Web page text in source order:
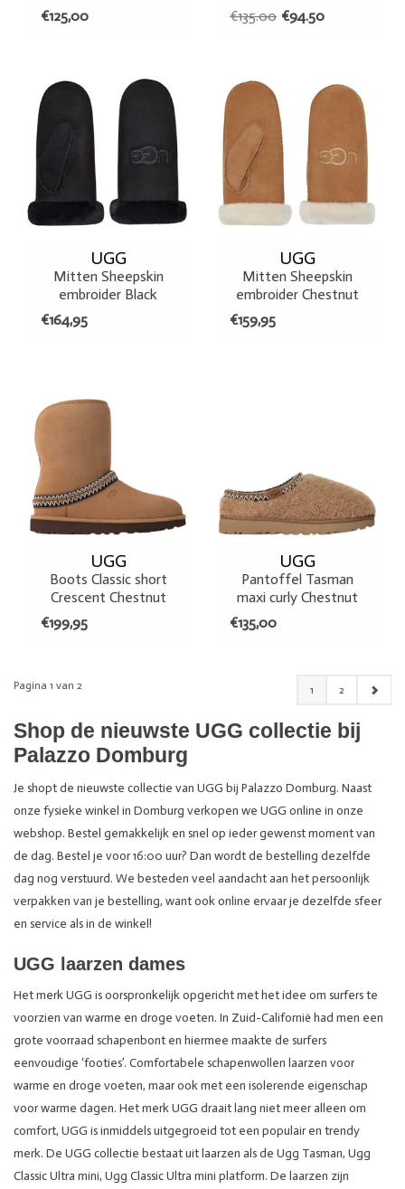
€125,00
€135.00 €94.50
UGG
Mitten Sheepskin
embroider Black
€164,95
UGG
Mitten Sheepskin
embroider Chestnut
€159,95
UGG
Boots Classic short
Crescent Chestnut
€199,95
UGG
Pantoffel Tasman
maxi curly Chestnut
€135,00
Pagina 1 van 2 1 2
Shop de nieuwste UGG collectie bij
Palazzo Domburg
Je shopt de nieuwste collectie van UGG bij Palazzo Domburg. Naast
onze fysieke winkel in Domburg verkopen we UGG online in onze
webshop. Bestel gemakkelijk en snel op ieder gewenst moment van
de dag. Bestel je voor 16:00 uur? Dan wordt de bestelling dezelfde
dag nog verstuurd. We besteden veel aandacht aan het persoonlijk
verpakken van je bestelling, want ook online ervaar je dezelfde sfeer
en service als in de winkel!
UGG laarzen dames
Het merk UGG is oorspronkelijk opgericht met het idee om surfers te
voorzien van warme en droge voeten. In Zuid-Californië had men een
grote voorraad schapenbont en hiermee maakte de surfers
eenvoudige ‘footies’. Comfortabele schapenwollen laarzen voor
warme en droge voeten, maar ook met een isolerende eigenschap
voor warme dagen. Het merk UGG draait lang niet meer alleen om
comfort, UGG is inmiddels uitgegroeid tot een populair en trendy
merk. De UGG collectie bestaat uit laarzen als de Ugg Tasman, Ugg
Classic Ultra mini, Ugg Classic Ultra mini platform. De laarzen zijn